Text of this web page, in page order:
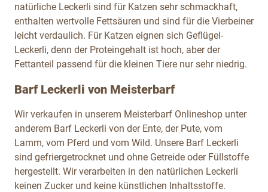
natürliche Leckerli sind für Katzen sehr schmackhaft,
enthalten wertvolle Fettsäuren und sind für die Vierbeiner
leicht verdaulich. Für Katzen eignen sich Geflügel-
Leckerli, denn der Proteingehalt ist hoch, aber der
Fettanteil passend für die kleinen Tiere nur sehr niedrig.
Barf Leckerli von Meisterbarf
Wir verkaufen in unserem Meisterbarf Onlineshop unter
anderem Barf Leckerli von der Ente, der Pute, vom
Lamm, vom Pferd und vom Wild. Unsere Barf Leckerli
sind gefriergetrocknet und ohne Getreide oder Füllstoffe
hergestellt. Wir verarbeiten in den natürlichen Leckerli
keinen Zucker und keine künstlichen Inhaltsstoffe.